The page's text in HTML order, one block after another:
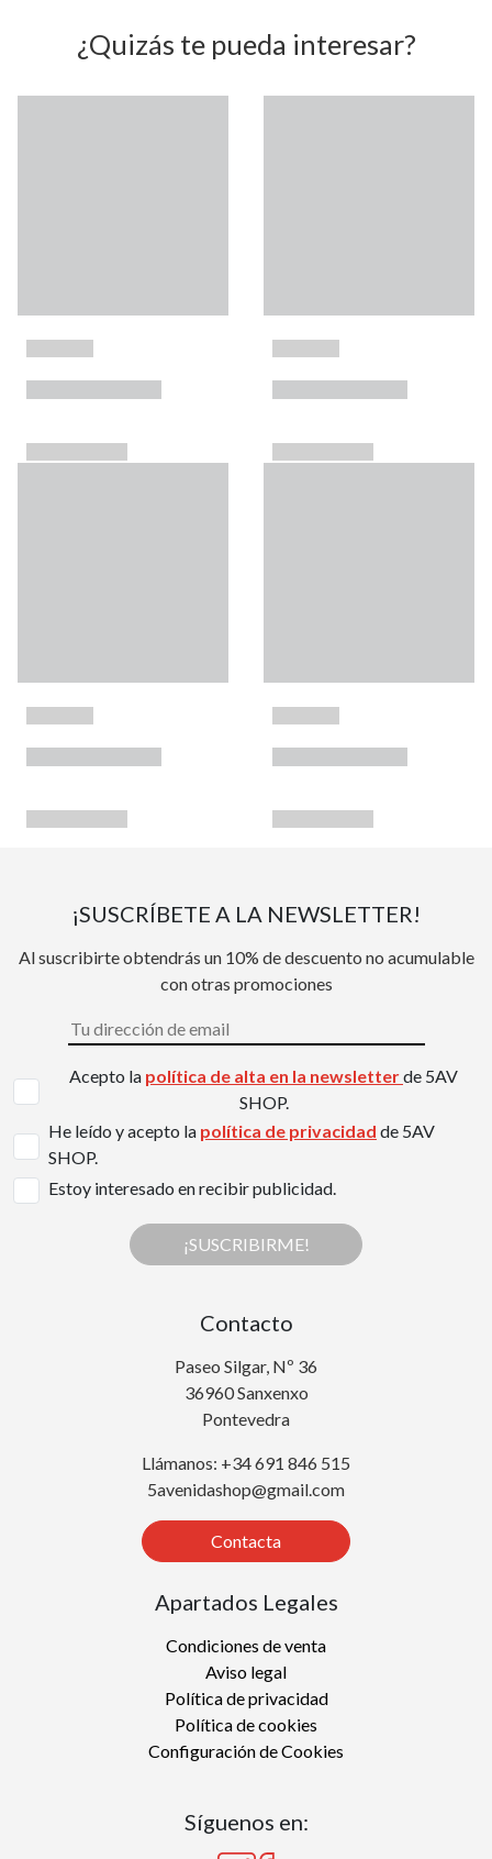
¿Quizás te pueda interesar?
¡SUSCRÍBETE A LA NEWSLETTER!
Al suscribirte obtendrás un 10% de descuento no acumulable
con otras promociones
Acepto la política de alta en la newsletterde 5AV
SHOP.
He leído y acepto la política de privacidad de 5AV
SHOP.
Estoy interesado en recibir publicidad.
¡SUSCRIBIRME!
Contacto
Paseo Silgar, Nº 36
36960 Sanxenxo
Pontevedra
Llámanos: +34 691 846 515
5avenidashop@gmail.com
Contacta
Apartados Legales
Condiciones de venta
Aviso legal
Política de privacidad
Política de cookies
Configuración de Cookies
Síguenos en: